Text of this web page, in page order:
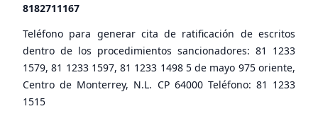
8182711167
Teléfono para generar cita de ratificación de escritos
dentro de los procedimientos sancionadores: 81 1233
1579, 81 1233 1597, 81 1233 1498 5 de mayo 975 oriente,
Centro de Monterrey, N.L. CP 64000 Teléfono: 81 1233
1515